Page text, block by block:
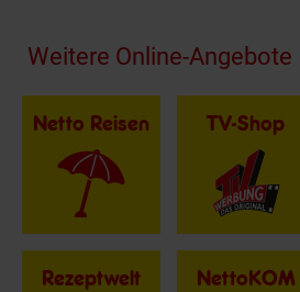
Fußzeile
Weitere Online-Angebote
Netto Reisen TV-Shop
Rezeptwelt NettoKOM